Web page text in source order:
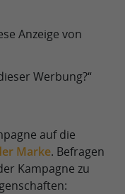
Anzeige von
Werbung?“
auf die
Marke. Befragen
Kampagne zu